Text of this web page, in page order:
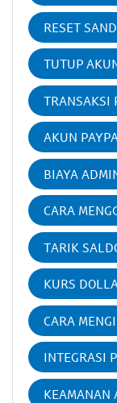
RESET
TUTUP
TRANSAKSI
AKUN
BIAYA
CARA
TARIK
KURS
CARA
INTEGRASI
KEAMANAN